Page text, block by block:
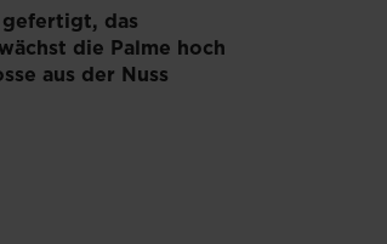
gefertigt, das
die Palme hoch
aus der Nuss